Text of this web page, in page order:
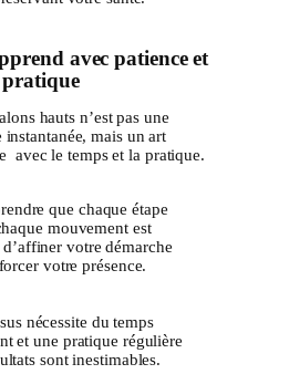
avec patience et
pratique
hauts n’est pas une
instantanée, mais un art
avec le temps et la pratique.
que chaque étape
mouvement est
votre démarche
votre présence.
nécessite du temps
et une pratique régulière
sont inestimables.